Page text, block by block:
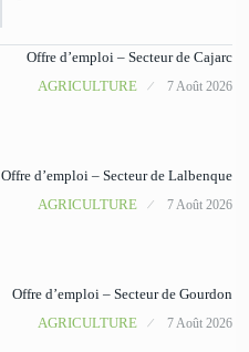
Offre d’emploi – Secteur de Cajarc
AGRICULTURE
7 Août 2026
Offre d’emploi – Secteur de Lalbenque
AGRICULTURE
7 Août 2026
Offre d’emploi – Secteur de Gourdon
AGRICULTURE
7 Août 2026